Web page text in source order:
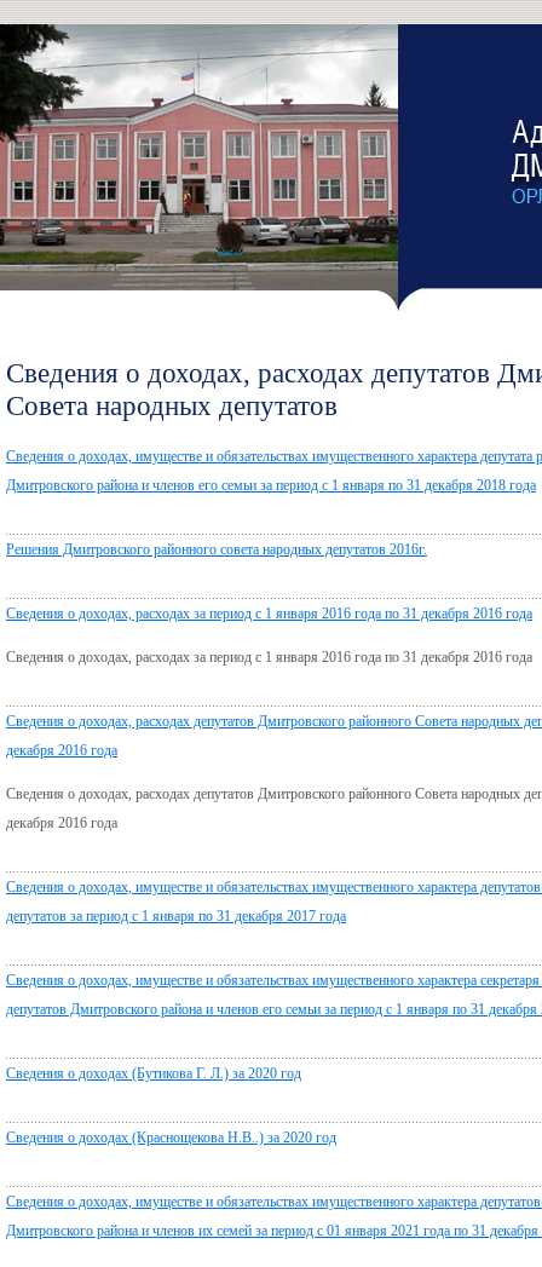
Сведения о доходах, расходах депутатов
Совета народных депутатов
Сведения о доходах, имуществе и обязательствах имущественного характера
Дмитровского района и членов его семьи за период с 1 января по 31 декабря 2018 года
Решения Дмитровского районного совета народных депутатов 2016г.
Сведения о доходах, расходах за период с 1 января 2016 года по 31 декабря 2016 года
Сведения о доходах, расходах за период с 1 января 2016 года по 31 декабря 2016 года
Сведения о доходах, расходах депутатов Дмитровского районного Совета народных
декабря 2016 года
Сведения о доходах, расходах депутатов Дмитровского районного Совета народных
декабря 2016 года
Сведения о доходах, имуществе и обязательствах имущественного характера
депутатов за период с 1 января по 31 декабря 2017 года
Сведения о доходах, имуществе и обязательствах имущественного характера
депутатов Дмитровского района и членов его семьи за период с 1 января по 31 декабря
Сведения о доходах (Бутикова Г. Л.) за 2020 год
Сведения о доходах (Краснощекова Н.В..) за 2020 год
Сведения о доходах, имуществе и обязательствах имущественного характера
Дмитровского района и членов их семей за период с 01 января 2021 года по 31 декабря